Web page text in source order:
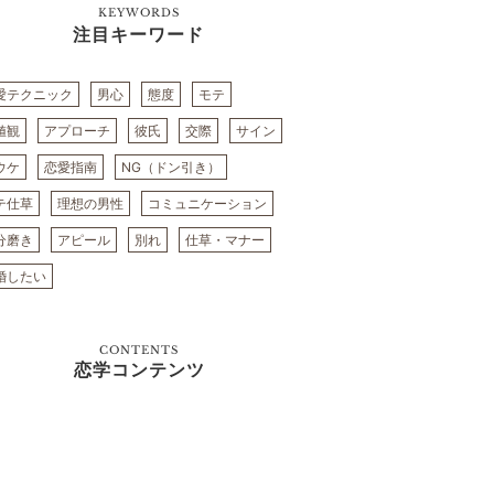
KEYWORDS
注目キーワード
テクニック 男心 態度 モテ
観 アプローチ 彼氏 交際 サイン
ケ 恋愛指南 NG（ドン引き）
仕草 理想の男性 コミュニケーション
磨き アピール 別れ 仕草・マナー
したい
CONTENTS
恋学コンテンツ